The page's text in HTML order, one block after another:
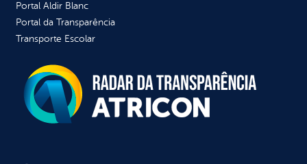
Portal Aldir Blanc
Portal da Transparência
Transporte Escolar